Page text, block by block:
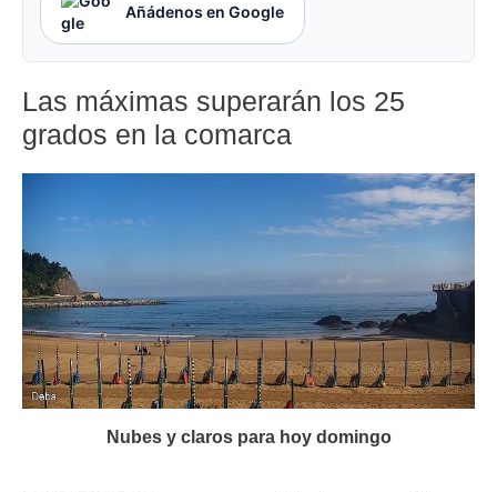
Añádenos en Google
Las máximas superarán los 25
grados en la comarca
Nubes y claros para hoy domingo